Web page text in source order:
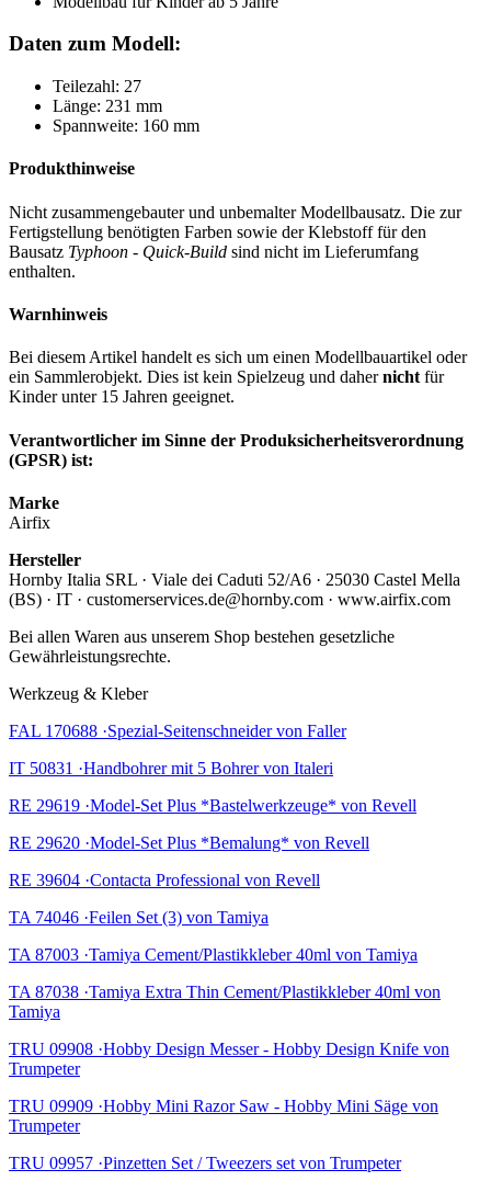
Daten zum Modell:
Teilezahl: 27
Länge: 231 mm
Spannweite: 160 mm
Produkthinweise
Nicht zusammengebauter und unbemalter Modellbausatz. Die zur
Fertigstellung benötigten Farben sowie der Klebstoff für den
Bausatz Typhoon - Quick-Build sind nicht im Lieferumfang
enthalten.
Warnhinweis
Bei diesem Artikel handelt es sich um einen Modellbauartikel oder
ein Sammlerobjekt. Dies ist kein Spielzeug und dahernicht für
Kinder unter 15 Jahren geeignet.
Verantwortlicher im Sinne der Produksicherheitsverordnung
(GPSR) ist:
Marke
Airfix
Hersteller
Hornby Italia SRL · Viale dei Caduti 52/A6 · 25030 Castel Mella
(BS) · IT · customerservices.de@hornby.com · www.airfix.com
Bei allen Waren aus unserem Shop bestehen gesetzliche
Gewährleistungsrechte.
Werkzeug & Kleber
FAL 170688 ·Spezial-Seitenschneider von Faller
IT 50831 ·Handbohrer mit 5 Bohrer von Italeri
RE 29619 ·Model-Set Plus *Bastelwerkzeuge* von Revell
RE 29620 ·Model-Set Plus *Bemalung* von Revell
RE 39604 ·Contacta Professional von Revell
TA 74046 ·Feilen Set (3) von Tamiya
TA 87003 ·Tamiya Cement/Plastikkleber 40ml von Tamiya
TA 87038 ·Tamiya Extra Thin Cement/Plastikkleber 40ml von
Tamiya
TRU 09908 ·Hobby Design Messer - Hobby Design Knife von
Trumpeter
TRU 09909 ·Hobby Mini Razor Saw - Hobby Mini Säge von
Trumpeter
TRU 09957 ·Pinzetten Set / Tweezers set von Trumpeter